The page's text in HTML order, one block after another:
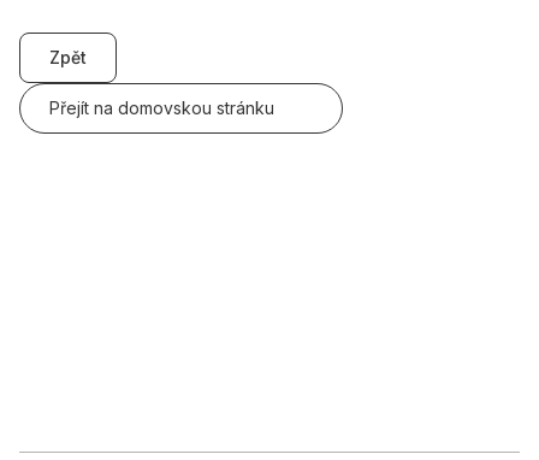
Zpět
Přejít na domovskou stránku